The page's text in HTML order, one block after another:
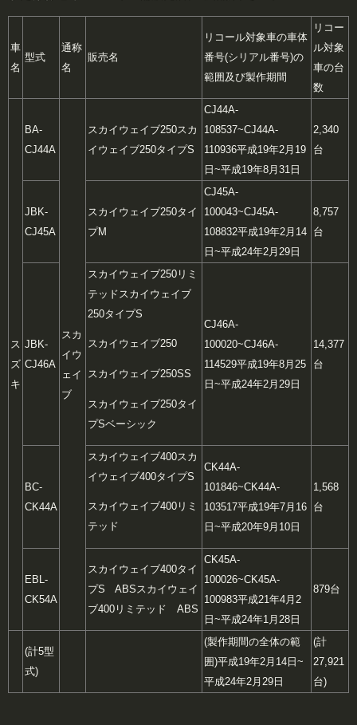
車
名
型式
通称
名
販売名
リコール対象車の車体
番号(シリアル番号)の
範囲及び製作期間
リコー
ル対象
車の台
数
ス
ズ
キ
BA-
CJ44A
スカ
イウ
ェイ
ブ
スカイウェイブ250スカ
イウェイブ250タイプS
CJ44A-
108537~CJ44A-
110936平成19年2月19
日~平成19年8月31日
2,340
台
JBK-
CJ45A
スカイウェイブ250タイ
プM
CJ45A-
100043~CJ45A-
108832平成19年2月14
日~平成24年2月29日
8,757
台
JBK-
CJ46A
スカイウェイブ250リミ
テッド スカイウェイブ
250タイプS
スカイウェイブ250
スカイウェイブ250SS
スカイウェイブ250タイ
プSベーシック
CJ46A-
100020~CJ46A-
114529平成19年8月25
日~平成24年2月29日
14,377
台
BC-
CK44A
スカイウェイブ400スカ
イウェイブ400タイプS
スカイウェイブ400リミ
テッド
CK44A-
101846~CK44A-
103517平成19年7月16
日~平成20年9月10日
1,568
台
EBL-
CK54A
スカイウェイブ400タイ
プS ABS スカイウェイ
ブ400リミテッド ABS
CK45A-
100026~CK45A-
100983平成21年4月2
日~平成24年1月28日
879台
(計5型
式)
(製作期間の全体の範
囲)平成19年2月14日~
平成24年2月29日
(計
27,921
台)